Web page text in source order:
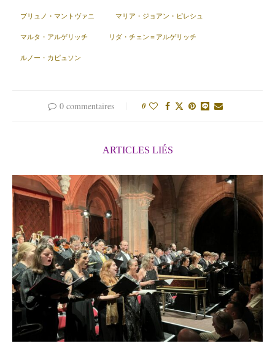
ブリュノ・マントヴァニ マリア・ジョアン・ピレシュ
マルタ・アルゲリッチ リダ・チェン＝アルゲリッチ
ルノー・カピュソン
0 commentaires 0
ARTICLES LIÉS